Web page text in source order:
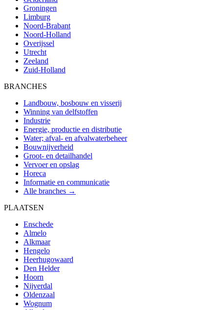
Groningen
Limburg
Noord-Brabant
Noord-Holland
Overijssel
Utrecht
Zeeland
Zuid-Holland
BRANCHES
Landbouw, bosbouw en visserij
Winning van delfstoffen
Industrie
Energie, productie en distributie
Water; afval- en afvalwaterbeheer
Bouwnijverheid
Groot- en detailhandel
Vervoer en opslag
Horeca
Informatie en communicatie
Alle branches →
PLAATSEN
Enschede
Almelo
Alkmaar
Hengelo
Heerhugowaard
Den Helder
Hoorn
Nijverdal
Oldenzaal
Wognum